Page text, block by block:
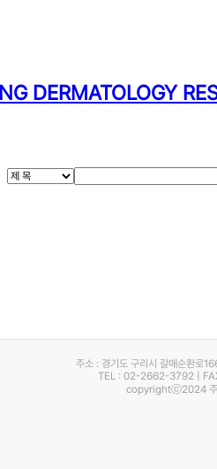
DERMATOLOGY
주소 : 경기도 구리시 갈매순환로
TEL : 02-2662-3792 |
copyrightⓒ2024 주